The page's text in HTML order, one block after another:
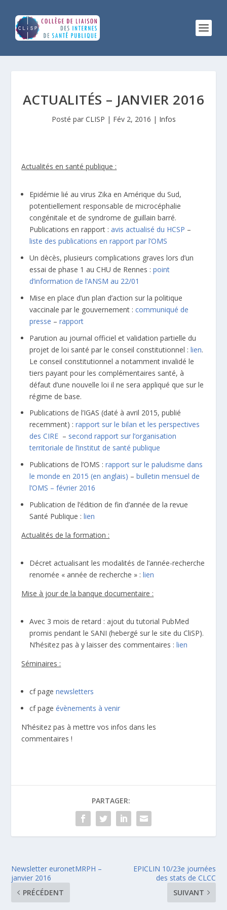
ACTUALITÉS – JANVIER 2016
Posté par CLISP | Fév 2, 2016 | Infos
Actualités en santé publique :
Epidémie lié au virus Zika en Amérique du Sud,
potentiellement responsable de microcéphalie
congénitale et de syndrome de guillain barré.
Publications en rapport :avis actualisé du HCSP –
liste des publications en rapport par l’OMS
Un dècès, plusieurs complications graves lors d’un
essai de phase 1 au CHU de Rennes :point
d’information de l’ANSM au 22/01
Mise en place d’un plan d’action sur la politique
vaccinale par le gouvernement :communiqué de
presse –rapport
Parution au journal officiel et validation partielle du
projet de loi santé par le conseil constitutionnel :lien.
Le conseil constitutionnel a notamment invalidé le
tiers payant pour les complémentaires santé, à
défaut d’une nouvelle loi il ne sera appliqué que sur le
régime de base.
Publications de l’IGAS (daté à avril 2015, publié
recemment) :rapport sur le bilan et les perspectives
des CIRE – second rapport sur l’organisation
territoriale de l’institut de santé publique
Publications de l’OMS :rapport sur le paludisme dans
le monde en 2015 (en anglais) –bulletin mensuel de
l’OMS – février 2016
Publication de l’édition de fin d’année de la revue
Santé Publique :lien
Actualités de la formation :
Décret actualisant les modalités de l’année-recherche
renomée « année de recherche » :lien
Mise à jour de la banque documentaire :
Avec 3 mois de retard : ajout du tutorial PubMed
promis pendant le SANI (hebergé sur le site du CliSP).
N’hésitez pas à y laisser des commentaires :lien
Séminaires :
cf pagenewsletters
cf pageévènements à venir
N’hésitez pas à mettre vos infos dans les
commentaires !
PARTAGER:
Newsletter euronetMRPH –
janvier 2016
PRÉCÉDENT
EPICLIN 10/23e journées
des stats de CLCC
SUIVANT